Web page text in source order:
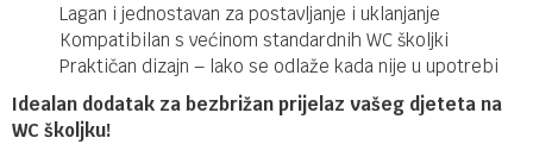
Lagan i jednostavan za postavljanje i uklanjanje
Kompatibilan s većinom standardnih WC školjki
Praktičan dizajn – lako se odlaže kada nije u upotrebi
Idealan dodatak za bezbrižan prijelaz vašeg djeteta na
WC školjku!